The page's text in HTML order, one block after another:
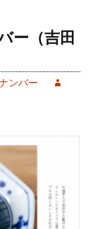
ー（吉田
ンバー